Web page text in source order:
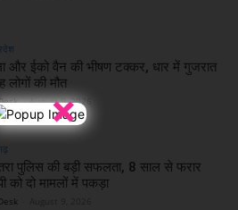
×
और ईको वैन की भीषण टक्कर, धार में गुजरात
की मौत
- August 9, 2026
पुलिस की बड़ी सफलता, 8 साल से फरार
को दो मामलों में पकड़ा